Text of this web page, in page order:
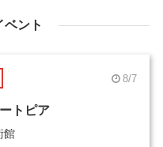
ベント
8/7
トピア
館